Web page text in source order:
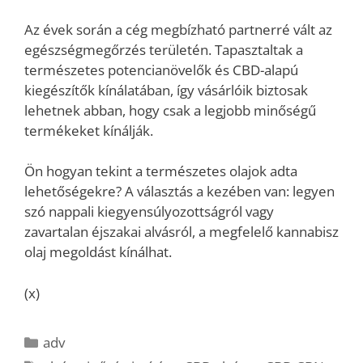
Az évek során a cég megbízható partnerré vált az
egészségmegőrzés területén. Tapasztaltak a
természetes potencianövelők és CBD-alapú
kiegészítők kínálatában, így vásárlóik biztosak
lehetnek abban, hogy csak a legjobb minőségű
termékeket kínálják.
Ön hogyan tekint a természetes olajok adta
lehetőségekre? A választás a kezében van: legyen
szó nappali kiegyensúlyozottságról vagy
zavartalan éjszakai alvásról, a megfelelő kannabisz
olaj megoldást kínálhat.
(x)
Kategória
adv